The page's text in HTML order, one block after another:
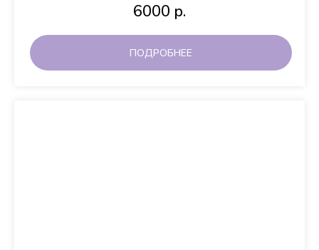
6000 р.
ПОДРОБНЕЕ